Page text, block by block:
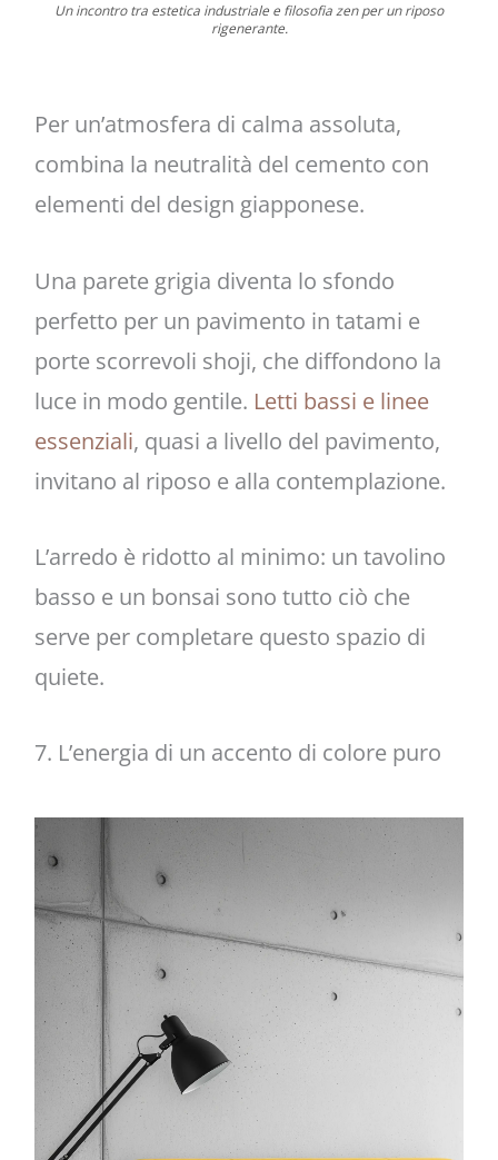
Un incontro tra estetica industriale e filosofia zen per un riposo
rigenerante.
Per un’atmosfera di calma assoluta,
combina la neutralità del cemento con
elementi del design giapponese.
Una parete grigia diventa lo sfondo
perfetto per un pavimento in tatami e
porte scorrevoli shoji, che diffondono la
luce in modo gentile. Letti bassi e linee
essenziali, quasi a livello del pavimento,
invitano al riposo e alla contemplazione.
L’arredo è ridotto al minimo: un tavolino
basso e un bonsai sono tutto ciò che
serve per completare questo spazio di
quiete.
7. L’energia di un accento di colore puro